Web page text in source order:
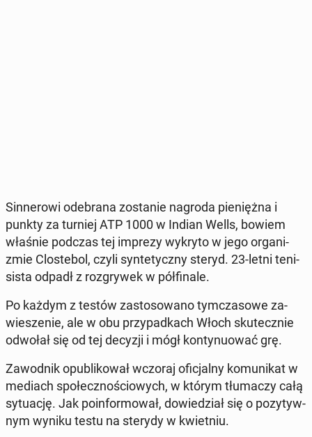
Sin­ne­ro­wi ode­bra­na zo­sta­nie nagroda pie­nięż­na i
punkty za turniej ATP 1000 w Indian Wells, bowiem
właśnie podczas tej imprezy wykryto w jego or­ga­ni­
zmie Clo­ste­bol, czyli syn­te­tycz­ny steryd. 23-letni te­ni­
si­sta odpadł z roz­gry­wek w pół­fi­na­le.
Po każdym z testów za­sto­so­wa­no tym­cza­so­we za­
wie­sze­nie, ale w obu przy­pad­kach Włoch sku­tecz­nie
odwołał się od tej decyzji i mógł kon­ty­nu­ować grę.
Za­wod­nik opu­bli­ko­wał wczoraj ofi­cjal­ny ko­mu­ni­kat w
mediach spo­łecz­no­ścio­wych, w którym tłu­ma­czy całą
sy­tu­ację. Jak po­in­for­mo­wał, do­wie­dział się o po­zy­tyw­
nym wyniku testu na sterydy w kwiet­niu.